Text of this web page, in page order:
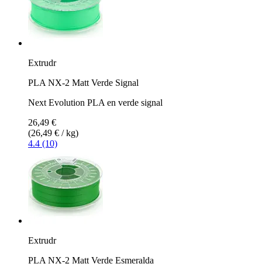
Extrudr
PLA NX-2 Matt Verde Signal
Next Evolution PLA en verde signal
26,49 €
(26,49 € / kg)
4.4 (10)
Extrudr
PLA NX-2 Matt Verde Esmeralda